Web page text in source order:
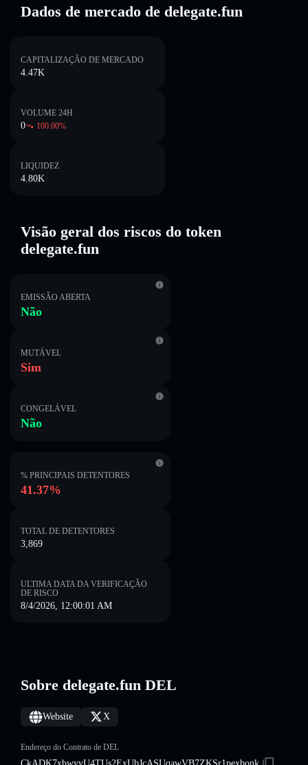
Dados de mercado de delegate.fun
CAPITALIZAÇÃO DE MERCADO
4.47K
VOLUME 24H
0 100.00%
LIQUIDEZ
4.80K
Visão geral dos riscos do token
delegate.fun
EMISSÃO ABERTA
Não
MUTÁVEL
Sim
CONGELÁVEL
Não
% PRINCIPAIS DETENTORES
41.37%
TOTAL DE DETENTORES
3,869
ULTIMA DATA DA VERIFICAÇÃO
DE RISCO
8/4/2026, 12:00:01 AM
Sobre delegate.fun DEL
Website X
Endereço do Contrato de DEL